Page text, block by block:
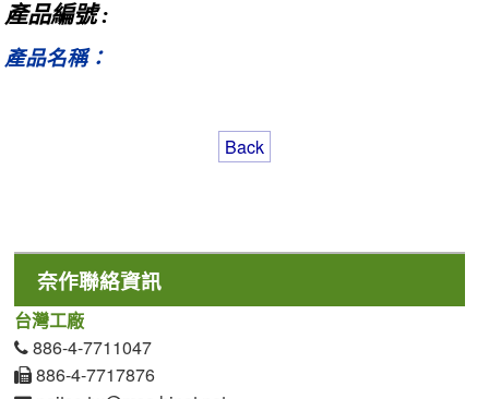
產品編號 :
產品名稱：
Back
奈作聯絡資訊
台灣工廠
886-4-7711047
886-4-7717876